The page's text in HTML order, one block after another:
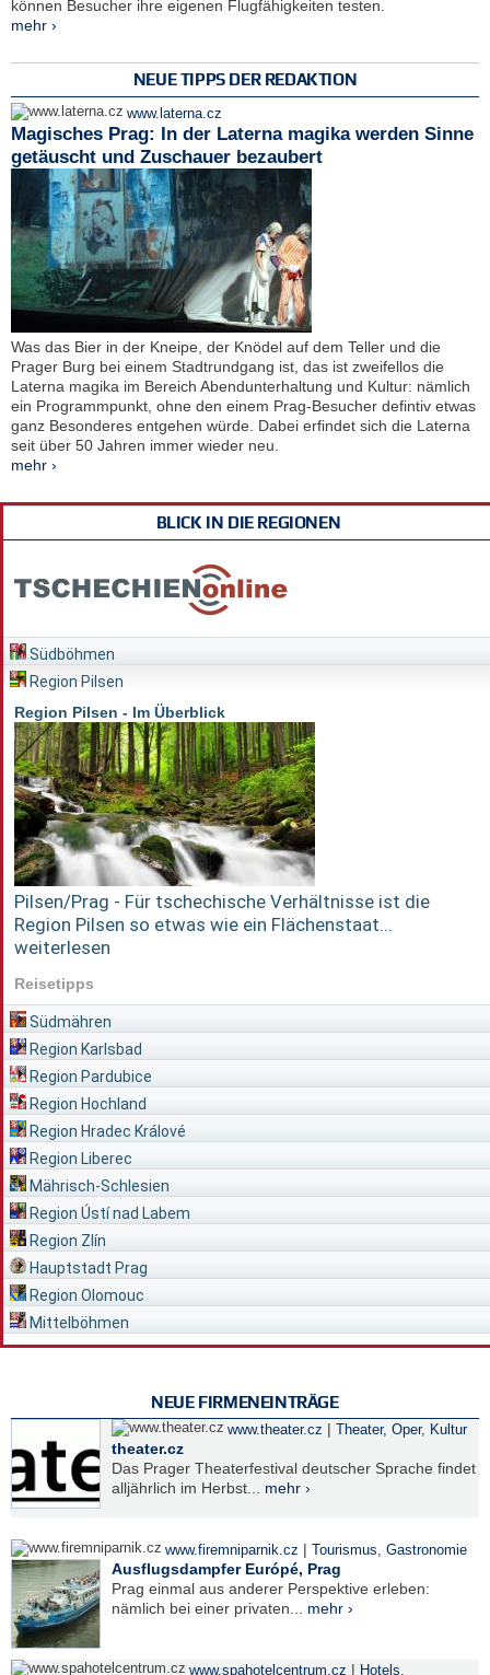
können Besucher ihre eigenen Flugfähigkeiten testen.
mehr ›
NEUE TIPPS DER REDAKTION
www.laterna.cz
Magisches Prag: In der Laterna magika werden Sinne
getäuscht und Zuschauer bezaubert
Was das Bier in der Kneipe, der Knödel auf dem Teller und die
Prager Burg bei einem Stadtrundgang ist, das ist zweifellos die
Laterna magika im Bereich Abendunterhaltung und Kultur: nämlich
ein Programmpunkt, ohne den einem Prag-Besucher defintiv etwas
ganz Besonderes entgehen würde. Dabei erfindet sich die Laterna
seit über 50 Jahren immer wieder neu.
mehr ›
BLICK IN DIE REGIONEN
Südböhmen
Region Pilsen
Region Pilsen - Im Überblick
Pilsen/Prag - Für tschechische Verhältnisse ist die
Region Pilsen so etwas wie ein Flächenstaat...
weiterlesen
Reisetipps
Südmähren
Region Karlsbad
Region Pardubice
Region Hochland
Region Hradec Králové
Region Liberec
Mährisch-Schlesien
Region Ústí nad Labem
Region Zlín
Hauptstadt Prag
Region Olomouc
Mittelböhmen
NEUE FIRMENEINTRÄGE
www.theater.cz | Theater, Oper, Kultur
theater.cz
Das Prager Theaterfestival deutscher Sprache findet
alljährlich im Herbst... mehr ›
www.firemniparnik.cz | Tourismus, Gastronomie
Ausflugsdampfer Európé, Prag
Prag einmal aus anderer Perspektive erleben:
nämlich bei einer privaten... mehr ›
www.spahotelcentrum.cz | Hotels,